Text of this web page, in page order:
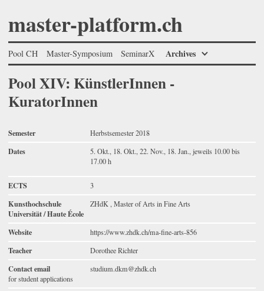
master-platform.ch
Pool CH Master-Symposium SeminarX Archives
Pool XIV: KünstlerInnen -
KuratorInnen
Semester Herbstsemester 2018
Dates
5. Okt., 18. Okt., 22. Nov., 18. Jan., jeweils 10.00 bis
17.00 h
ECTS 3
Kunsthochschule
Universität / Haute École
ZHdK , Master of Arts in Fine Arts
Website https://www.zhdk.ch/ma-fine-arts-856
Teacher Dorothee Richter
Contact email
for student applications
studium.dkm@zhdk.ch